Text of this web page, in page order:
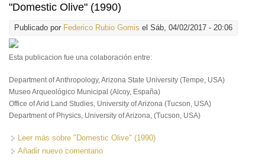
"Domestic Olive" (1990)
Publicado por Federico Rubio Gomis el Sáb, 04/02/2017 - 20:06
Esta publicacion fue una colaboración entre:
Department of Anthropology, Arizona State University (Tempe, USA)
Museo Arqueológico Municipal (Alcoy, España)
Office of Arid Land Studies, University of Arizona (Tucson, USA)
Department of Physics, University of Arizona, (Tucson, USA)
Leer más sobre "Domestic Olive" (1990)
Añadir nuevo comentario